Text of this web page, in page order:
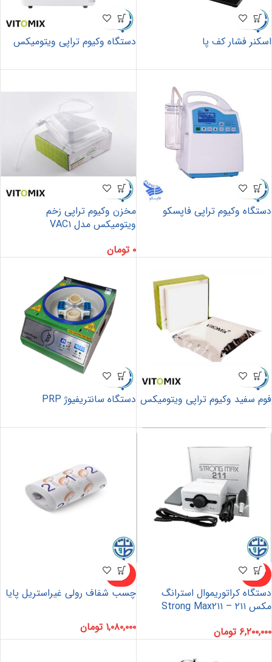
اسکنر فشار کف پا دستگاه وکیوم تراپی ویتومیکس
دستگاه وکیوم تراپی فاپسکو
مخزن وکیوم تراپی زخم
ویتومیکس مدل VAC۱
۰ تومان
فوم سفید وکیوم تراپی ویتومیکس دستگاه سانتریفیوژ PRP
ناموجو
د
دستگاه کراتوریموال استرانگ
مکس ۲۱۱ – Strong Max۲۱۱
۶,۲۰۰,۰۰۰ تومان
ناموجو
د
چسب شفاف رولی غیراستریل پایا
۱,۰۸۰,۰۰۰ تومان